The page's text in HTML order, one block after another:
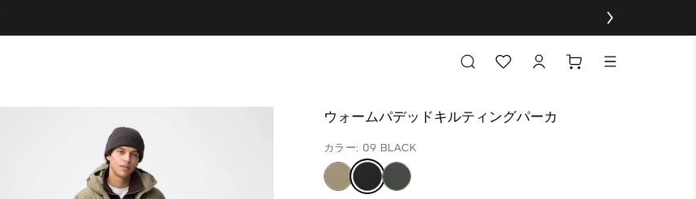
ウォームパデッドキルティングパーカ
カラー: 09 BLACK